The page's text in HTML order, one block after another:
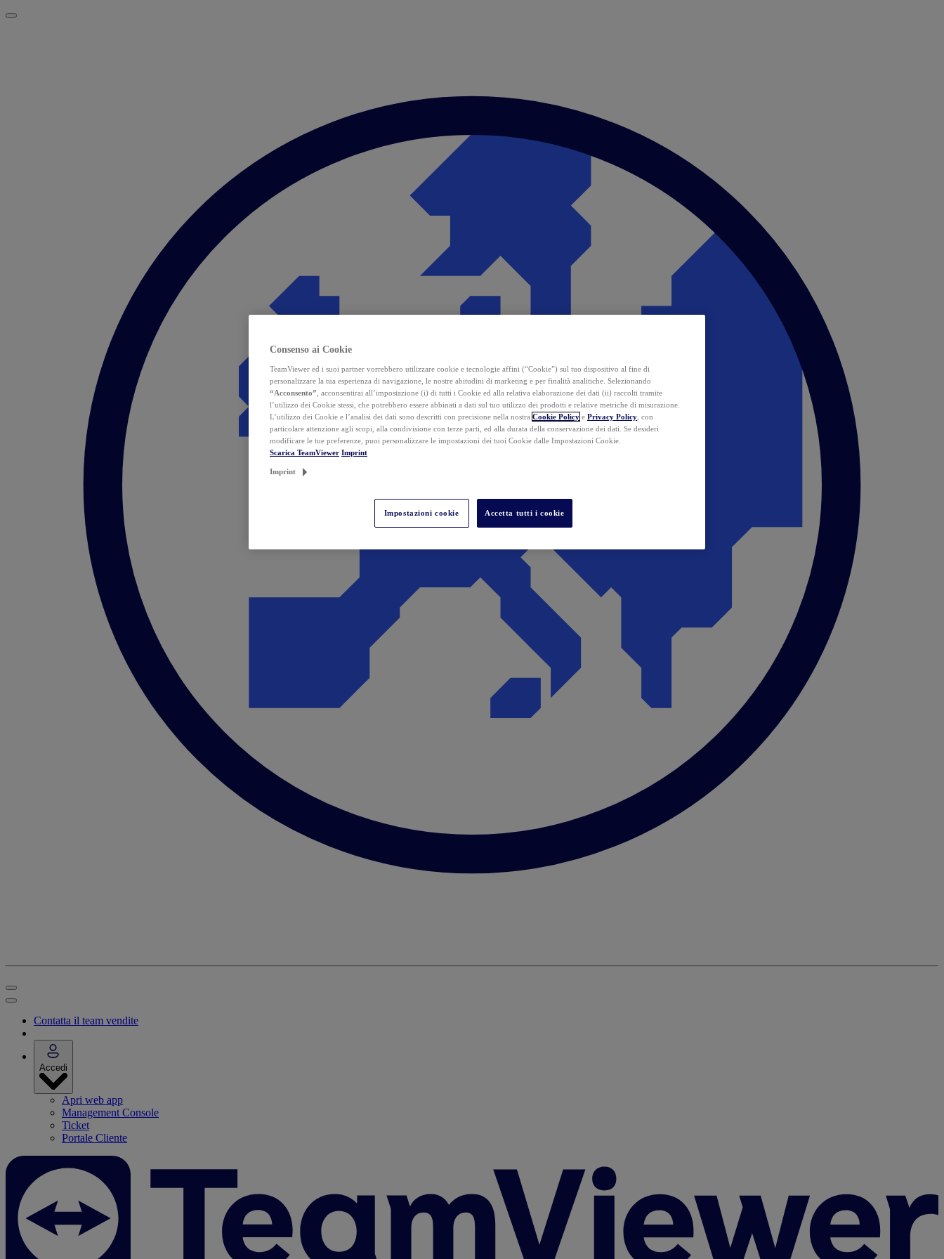
Contatta il team vendite
Accedi
Apri web app
Management Console
Ticket
Portale Cliente
Consenso ai Cookie
TeamViewer ed i suoi partner vorrebbero utilizzare cookie e tecnologie affini (“Cookie”) sul tuo dispositivo al fine di
personalizzare la tua esperienza di navigazione, le nostre abitudini di marketing e per finalità analitiche. Selezionando
“Acconsento” , acconsentirai all’impostazione (i) di tutti i Cookie ed alla relativa elaborazione dei dati (ii) raccolti tramite
l’utilizzo dei Cookie stessi, che potrebbero essere abbinati a dati sul tuo utilizzo dei prodotti e relative metriche di misurazione.
L’utilizzo dei Cookie e l’analisi dei dati sono descritti con precisione nella nostra Cookie Policy e Privacy Policy , con
particolare attenzione agli scopi, alla condivisione con terze parti, ed alla durata della conservazione dei dati. Se desideri
modificare le tue preferenze, puoi personalizzare le impostazioni dei tuoi Cookie dalle Impostazioni Cookie.
Scarica TeamViewer Imprint
Imprint
Impostazioni cookie Accetta tutti i cookie